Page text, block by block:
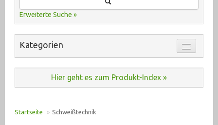
MASCHINEN
ONLINESHOP
Erweiterte Suche »
Kategorien
Automation (485)
Baumaschinen (20)
Hier geht es zum Produkt-Index »
Startseite » Schweißtechnik